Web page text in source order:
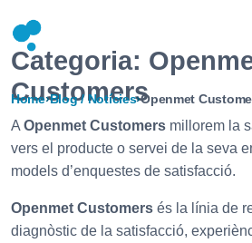
Home›Blog / Notícies›Openmet
Categoria:
Customers
A Openmet Customers millorem la
vers el producte o servei de la seva
models d’enquestes de satisfacció.
Openmet Customers és la línia de
diagnòstic de la satisfacció,